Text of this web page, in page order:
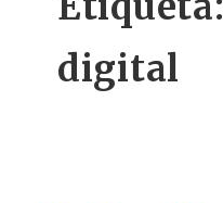
digital